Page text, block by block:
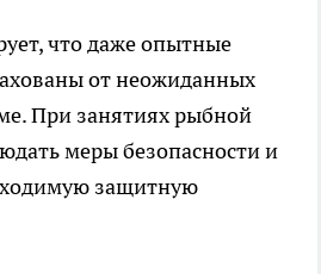
что даже опытные
от неожиданных
При занятиях рыбной
меры безопасности и
защитную